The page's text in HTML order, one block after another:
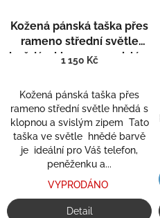
Kožená pánská taška přes
rameno střední světle
hnědá s klopnou a svislým
1 150 Kč
Kožená pánská taška přes
rameno střední světle hnědá s
klopnou a svislým zipem Tato
taška ve světle hnědé barvě
je ideální pro Váš telefon,
peněženku a...
VYPRODÁNO
Detail